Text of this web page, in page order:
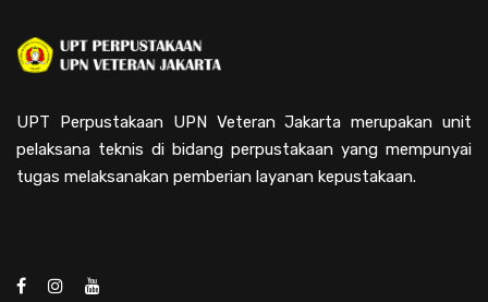
UPT Perpustakaan UPN Veteran Jakarta merupakan unit
pelaksana teknis di bidang perpustakaan yang mempunyai
tugas melaksanakan pemberian layanan kepustakaan.